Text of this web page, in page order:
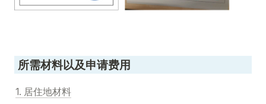
所需材料以及申请费用
1. 居住地材料